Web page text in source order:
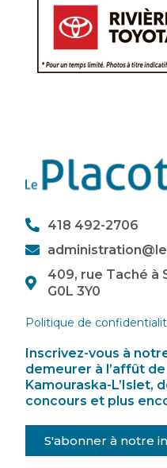
418 492-2706
409, rue Taché à
G0L 3Y0
Politique de
Inscrivez-vous à
demeurer à l’affût
Kamouraska-L’Islet,
concours et plus
S'abonner à notre